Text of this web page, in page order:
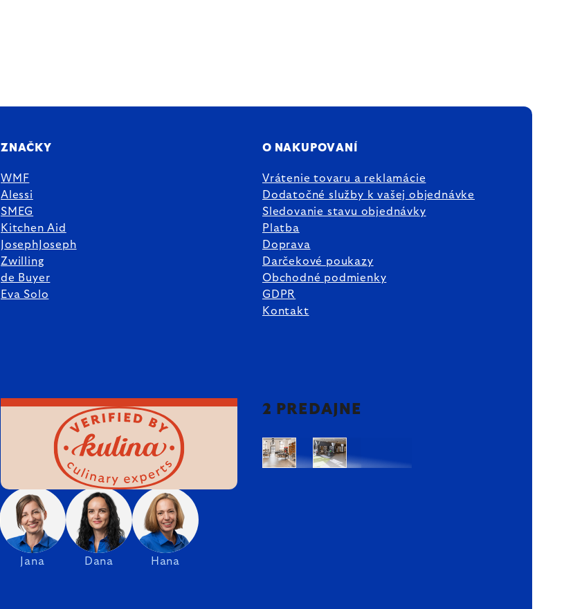
ZNAČKY
WMF
Alessi
SMEG
Kitchen Aid
JosephJoseph
Zwilling
de Buyer
Eva Solo
O NAKUPOVANÍ
Vrátenie tovaru a reklamácie
Dodatočné služby k vašej objednávke
Sledovanie stavu objednávky
Platba
Doprava
Darčekové poukazy
Obchodné podmienky
GDPR
Kontakt
Jana Dana Hana
2 PREDAJNE